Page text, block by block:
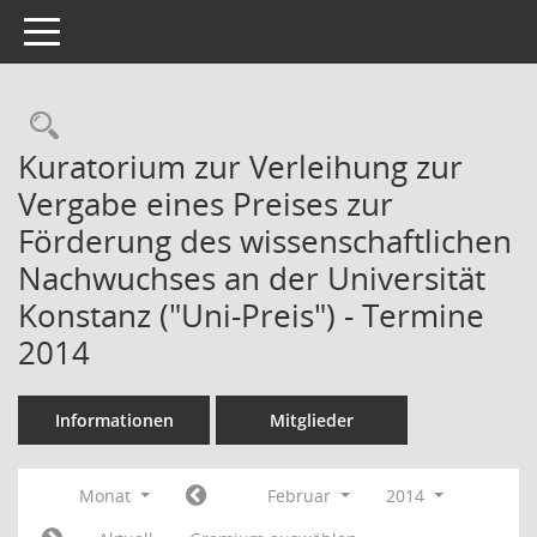
Toggle navigation
Kuratorium zur Verleihung zur
Vergabe eines Preises zur
Förderung des wissenschaftlichen
Nachwuchses an der Universität
Konstanz ("Uni-Preis") - Termine
2014
Informationen Mitglieder
Monat Februar
2014